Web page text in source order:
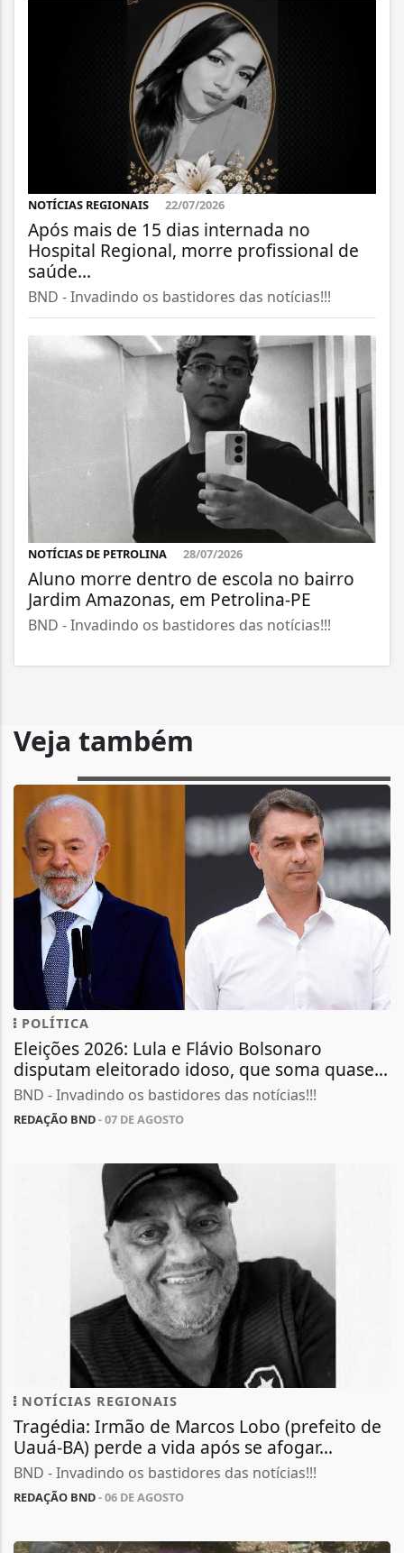
NOTÍCIAS REGIONAIS 22/07/2026
Após mais de 15 dias internada no
Hospital Regional, morre profissional de
saúde...
BND - Invadindo os bastidores das notícias!!!
NOTÍCIAS DE PETROLINA 28/07/2026
Aluno morre dentro de escola no bairro
Jardim Amazonas, em Petrolina-PE
BND - Invadindo os bastidores das notícias!!!
Veja também
POLÍTICA
Eleições 2026: Lula e Flávio Bolsonaro
disputam eleitorado idoso, que soma quase...
BND - Invadindo os bastidores das notícias!!!
REDAÇÃO BND- 07 DE AGOSTO
NOTÍCIAS REGIONAIS
Tragédia: Irmão de Marcos Lobo (prefeito de
Uauá-BA) perde a vida após se afogar...
BND - Invadindo os bastidores das notícias!!!
REDAÇÃO BND- 06 DE AGOSTO